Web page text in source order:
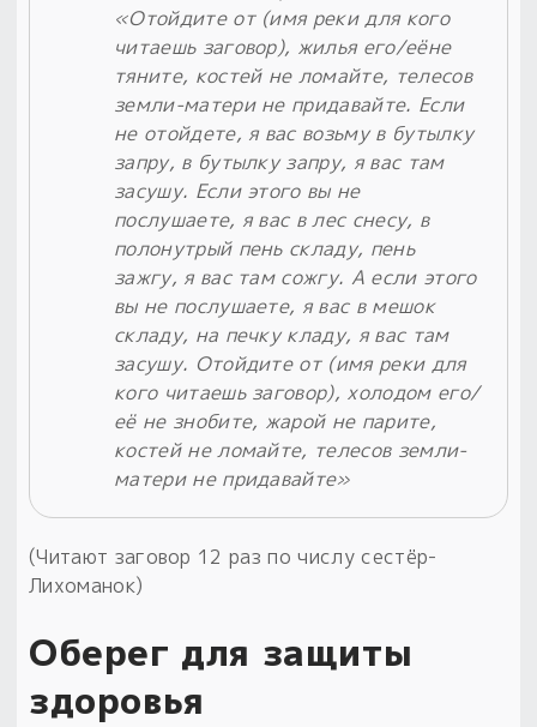
«Отойдите от (имя реки для кого
читаешь заговор), жилья его/еёне
тяните, костей не ломайте, телесов
земли-матери не придавайте. Если
не отойдете, я вас возьму в бутылку
запру, в бутылку запру, я вас там
засушу. Если этого вы не
послушаете, я вас в лес снесу, в
полонутрый пень складу, пень
зажгу, я вас там сожгу. А если этого
вы не послушаете, я вас в мешок
складу, на печку кладу, я вас там
засушу. Отойдите от (имя реки для
кого читаешь заговор), холодом его/
её не знобите, жарой не парите,
костей не ломайте, телесов земли-
матери не придавайте»
(Читают заговор 12 раз по числу сестёр-
Лихоманок)
Оберег для защиты
здоровья